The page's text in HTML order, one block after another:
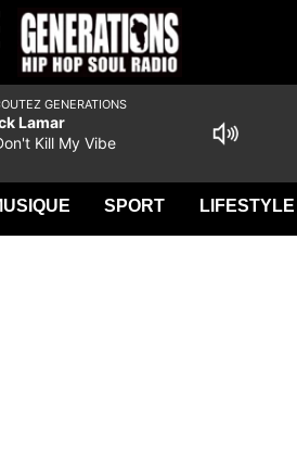
SPORT LIFESTYLE
GENERATIONS
Lamar
Kill My Vibe